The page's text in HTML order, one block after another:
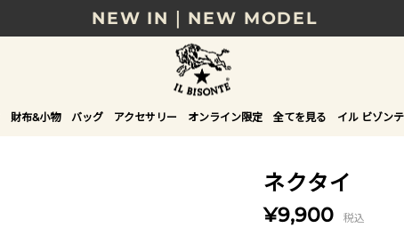
NEW IN｜NEW MODEL
8/17(月)10時まで｜税込11,000円以上で送料無
贈る相手やシーンから選べる、新しいギフトガ
NEW IN｜COLOR LEATHER
財布&小物 バッグ アクセサリー オンライン限定 全てを見る イル ビゾン
ネクタイ
¥9,900 税込